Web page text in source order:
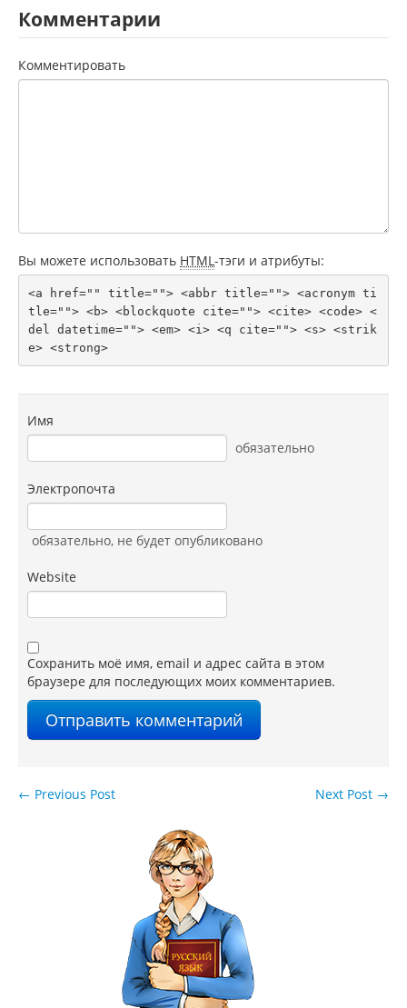
Комментарии
Комментировать
Вы можете использовать HTML-тэги и атрибуты:
<a href="" title=""> <abbr title=""> <acronym ti
tle=""> <b> <blockquote cite=""> <cite> <code> <
del datetime=""> <em> <i> <q cite=""> <s> <strik
e> <strong>
Имя
обязательно
Электропочта
обязательно, не будет опубликовано
Website
Сохранить моё имя, email и адрес сайта в этом
браузере для последующих моих комментариев.
Next Post →
← Previous Post